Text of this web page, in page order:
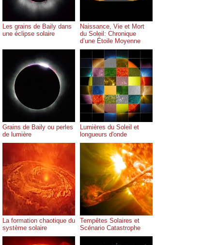
Les grains de Baily dans
une éclipse solaire
Naissance, Vie et Mort
du Soleil: Chronique
d’une Étoile Moyenne
Grains de Baily ou perles
de lumière
Lumières du Soleil et
longueurs d'onde
La formation chaotique du
système solaire
Tempêtes Solaires et
Scénario Catastrophe